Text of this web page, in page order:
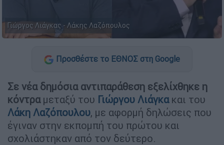
Γιώργος Λιάγκας - Λάκης Λαζόπουλος
Προσθέστε το ΕΘΝΟΣ στη Google
Σε νέα δημόσια αντιπαράθεση εξελίχθηκε η
κόντραμεταξύ του Γιώργου Λιάγκακαι του
Λάκη Λαζόπουλου, με αφορμή δηλώσεις που
έγιναν στην εκπομπή του πρώτου και
σχολιάστηκαν από τον δεύτερο.